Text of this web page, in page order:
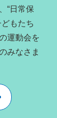
“日常保
もたち
運動会を
みなさま